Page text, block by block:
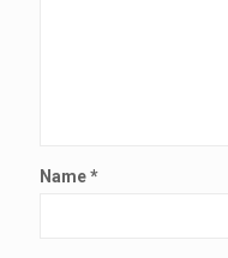
Name*